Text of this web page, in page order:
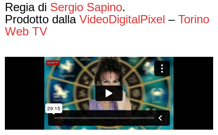
Regia di Sergio Sapino.
Prodotto dalla VideoDigitalPixel – Torino
Web TV